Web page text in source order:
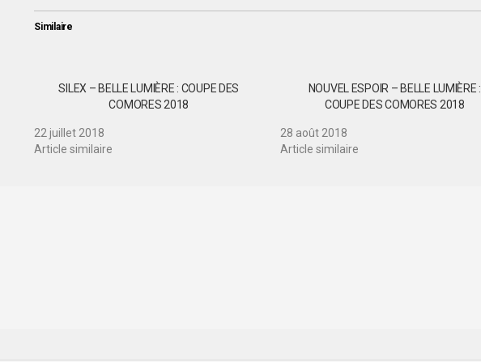
Similaire
SILEX – BELLE LUMIÈRE : COUPE DES
COMORES 2018
22 juillet 2018
Article similaire
NOUVEL ESPOIR – BELLE LUMIÈRE :
COUPE DES COMORES 2018
28 août 2018
Article similaire